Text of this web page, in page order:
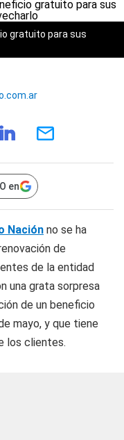
gratuito para sus
en
Nación no se ha
de
de la entidad
una grata sorpresa
de un beneficio
mayo, y que tiene
los clientes.